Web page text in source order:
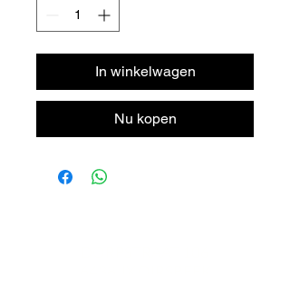
In winkelwagen
Nu kopen